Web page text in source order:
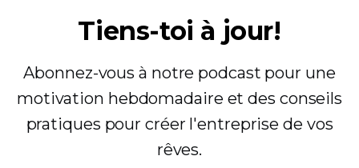
Tiens-toi à jour!
Abonnez-vous à notre podcast pour une
motivation hebdomadaire et des conseils
pratiques pour créer l'entreprise de vos
rêves.